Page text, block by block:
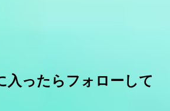
入ったらフォローして